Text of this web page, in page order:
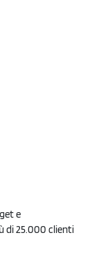
e
di 25.000 clienti